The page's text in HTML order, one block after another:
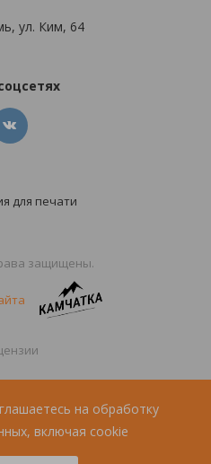
на обработку
включая cookie
ул. Ким, 64
для печати
защищены.